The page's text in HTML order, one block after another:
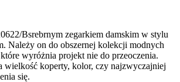
Bsrebrnym zegarkiem damskim w stylu
Należy on do obszernej kolekcji modnych
wyróżnia projekt nie do przeoczenia.
wielkość koperty, kolor, czy najzwyczajniej
się.